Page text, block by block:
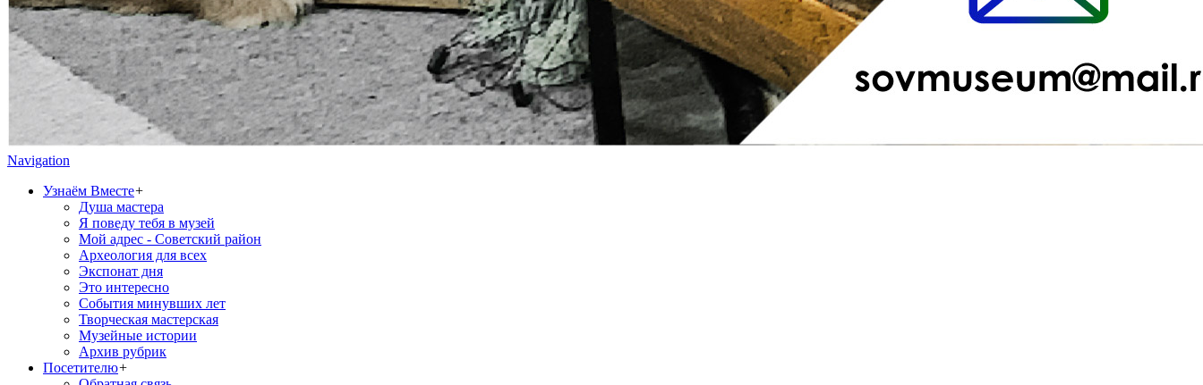
Navigation
Узнаём Вместе+
Душа мастера
Я поведу тебя в музей
Мой адрес - Советский район
Археология для всех
Экспонат дня
Это интересно
События минувших лет
Творческая мастерская
Музейные истории
Архив рубрик
Посетителю+